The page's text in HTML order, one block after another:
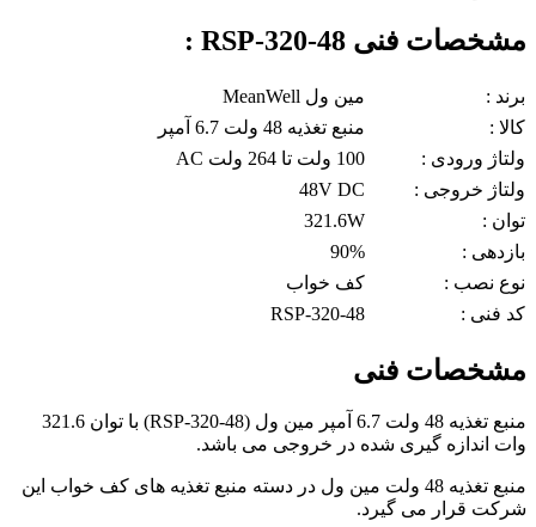
مشخصات فنی RSP-320-48 :
برند :
مین ول MeanWell
کالا :
منبع تغذیه 48 ولت 6.7 آمپر
ولتاژ ورودی :
100 ولت تا 264 ولت AC
ولتاژ خروجی :
48V DC
توان :
321.6W
بازدهی :
90%
نوع نصب :
کف خواب
کد فنی :
RSP-320-48
مشخصات فنی
منبع تغذیه 48 ولت 6.7 آمپر مین ول (RSP-320-48) با توان 321.6
وات اندازه گیری شده در خروجی می باشد.
منبع تغذیه 48 ولت مین ول در دسته منبع تغذیه های کف خواب این
شرکت قرار می گیرد.